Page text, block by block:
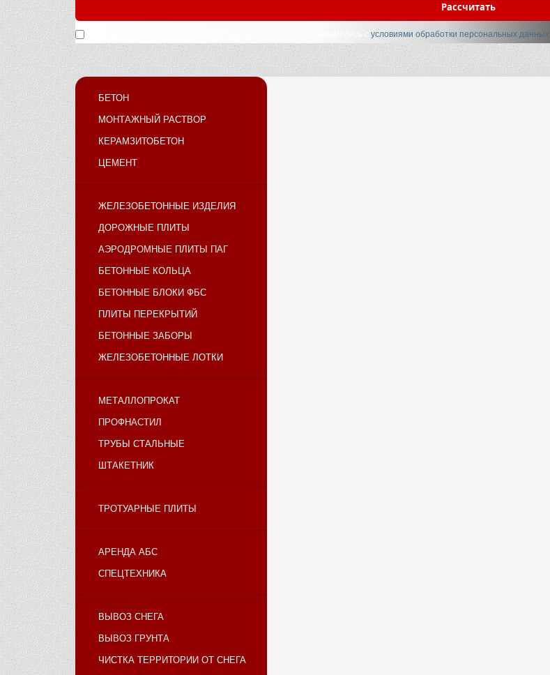
Рассчитать
Нажимая кнопку «Отправить», вы подтверждаете, что ознакомились сусловиями обработки персональных данных
БЕТОН
МОНТАЖНЫЙ РАСТВОР
КЕРАМЗИТОБЕТОН
ЦЕМЕНТ
ЖЕЛЕЗОБЕТОННЫЕ ИЗДЕЛИЯ
ДОРОЖНЫЕ ПЛИТЫ
АЭРОДРОМНЫЕ ПЛИТЫ ПАГ
БЕТОННЫЕ КОЛЬЦА
БЕТОННЫЕ БЛОКИ ФБС
ПЛИТЫ ПЕРЕКРЫТИЙ
БЕТОННЫЕ ЗАБОРЫ
ЖЕЛЕЗОБЕТОННЫЕ ЛОТКИ
МЕТАЛЛОПРОКАТ
ПРОФНАСТИЛ
ТРУБЫ СТАЛЬНЫЕ
ШТАКЕТНИК
ТРОТУАРНЫЕ ПЛИТЫ
АРЕНДА АБС
СПЕЦТЕХНИКА
ВЫВОЗ СНЕГА
ВЫВОЗ ГРУНТА
ЧИСТКА ТЕРРИТОРИИ ОТ СНЕГА